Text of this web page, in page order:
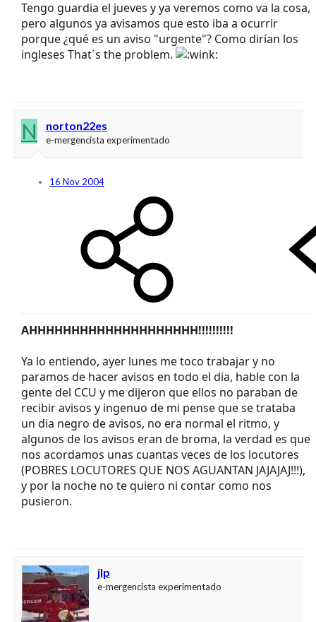
Tengo guardia el jueves y ya veremos como va la cosa,
pero algunos ya avisamos que esto iba a ocurrir
porque ¿qué es un aviso "urgente"? Como dirían los
ingleses That´s the problem.
N norton22es
e-mergencista experimentado
16 Nov 2004
AHHHHHHHHHHHHHHHHHHHH!!!!!!!!!!
Ya lo entiendo, ayer lunes me toco trabajar y no
paramos de hacer avisos en todo el dia, hable con la
gente del CCU y me dijeron que ellos no paraban de
recibir avisos y ingenuo de mi pense que se trataba
un dia negro de avisos, no era normal el ritmo, y
algunos de los avisos eran de broma, la verdad es que
nos acordamos unas cuantas veces de los locutores
(POBRES LOCUTORES QUE NOS AGUANTAN JAJAJAJ!!!),
y por la noche no te quiero ni contar como nos
pusieron.
jlp
e-mergencista experimentado